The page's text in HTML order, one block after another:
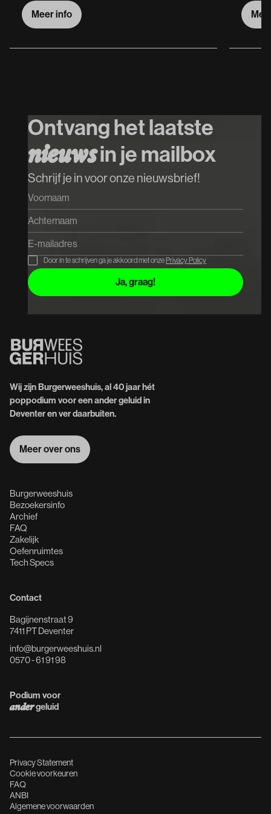
Meer info
Ontvang het laatste
nieuwsin je mailbox
Schrijf je in voor onze nieuwsbrief!
Door in te schrijven ga je akkoord met onze Privacy Policy
Wij zijn Burgerweeshuis, al 40 jaar hét
poppodium voor een ander geluid in
Deventer en ver daarbuiten.
Meer over ons
Burgerweeshuis
Bezoekersinfo
Archief
FAQ
Zakelijk
Oefenruimtes
Tech Specs
Contact
Bagijnenstraat 9
7411 PT Deventer
info@burgerweeshuis.nl
0570 - 61 91 98
Podium voor
andergeluid
Privacy Statement
Cookie voorkeuren
FAQ
ANBI
Algemene voorwaarden